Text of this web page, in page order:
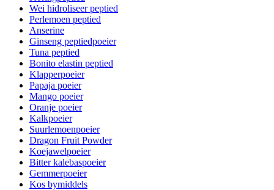
Wei hidroliseer peptied
Perlemoen peptied
Anserine
Ginseng peptiedpoeier
Tuna peptied
Bonito elastin peptied
Klapperpoeier
Papaja poeier
Mango poeier
Oranje poeier
Kalkpoeier
Suurlemoenpoeier
Dragon Fruit Powder
Koejawelpoeier
Bitter kalebaspoeier
Gemmerpoeier
Kos bymiddels